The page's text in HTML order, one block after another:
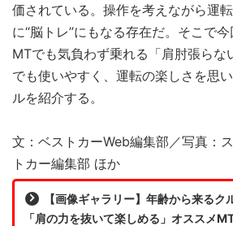
価されている。操作を考えながら運
に“脳トレ”にもなる存在だ。そこで
MTでも気負わず乗れる「肩肘張らな
でも使いやすく、運転の楽しさを思
ルを紹介する。
文：ベストカーWeb編集部／写真：
トカー編集部 ほか
【画像ギャラリー】年齢から来る
「肩の力を抜いて楽しめる」オススメ